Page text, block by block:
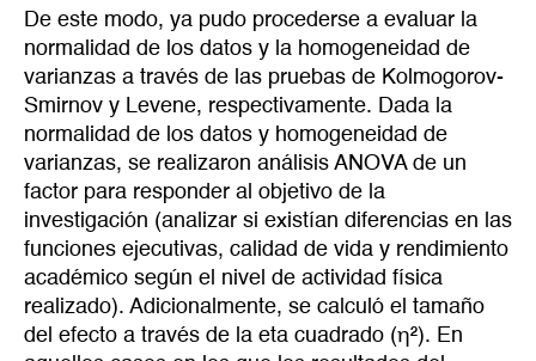
De este modo, ya pudo procederse a evaluar la
normalidad de los datos y la homogeneidad de
varianzas a través de las pruebas de Kolmogorov-
Smirnov y Levene, respectivamente. Dada la
normalidad de los datos y homogeneidad de
varianzas, se realizaron análisis ANOVA de un
factor para responder al objetivo de la
investigación (analizar si existían diferencias en las
funciones ejecutivas, calidad de vida y rendimiento
académico según el nivel de actividad física
realizado). Adicionalmente, se calculó el tamaño
del efecto a través de la eta cuadrado (η²). En